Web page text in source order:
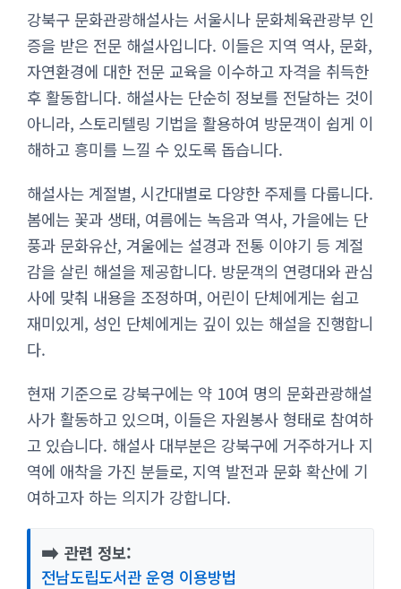
강북구 문화관광해설사는 서울시나 문화체육관광부 인
증을 받은 전문 해설사입니다. 이들은 지역 역사, 문화,
자연환경에 대한 전문 교육을 이수하고 자격을 취득한
후 활동합니다. 해설사는 단순히 정보를 전달하는 것이
아니라, 스토리텔링 기법을 활용하여 방문객이 쉽게 이
해하고 흥미를 느낄 수 있도록 돕습니다.
해설사는 계절별, 시간대별로 다양한 주제를 다룹니다.
봄에는 꽃과 생태, 여름에는 녹음과 역사, 가을에는 단
풍과 문화유산, 겨울에는 설경과 전통 이야기 등 계절
감을 살린 해설을 제공합니다. 방문객의 연령대와 관심
사에 맞춰 내용을 조정하며, 어린이 단체에게는 쉽고
재미있게, 성인 단체에게는 깊이 있는 해설을 진행합니
다.
현재 기준으로 강북구에는 약 10여 명의 문화관광해설
사가 활동하고 있으며, 이들은 자원봉사 형태로 참여하
고 있습니다. 해설사 대부분은 강북구에 거주하거나 지
역에 애착을 가진 분들로, 지역 발전과 문화 확산에 기
여하고자 하는 의지가 강합니다.
➡️ 관련 정보:
전남도립도서관 운영 이용방법